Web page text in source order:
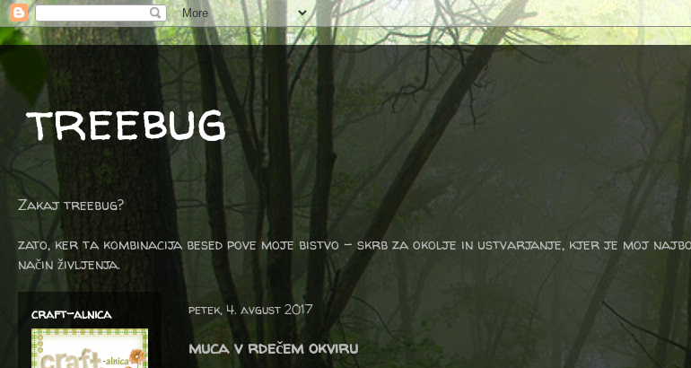
treebug
Zakaj treebug?
zato, ker ta kombinacija besed pove moje bistvo - skrb za okolje in ustvarjanje, kjer je moj
način življenja.
petek, 4. avgust 2017
muca v rdečem okviru
craft-alnica